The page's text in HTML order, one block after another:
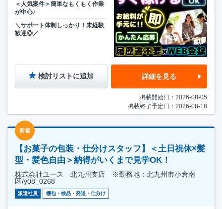
＜人気案件＞簡単なもくもく作業
が中心♪
＼サポート体制しっかり！未経験
歓迎◎／
検討リストに追加 詳細を見る
掲載開始日：2026-08-05
掲載終了予定日：2026-08-18
新着
【お菓子の包装・仕分けスタッフ】＜土日祝休×髪
型・髪色自由＞納得がいくまで見学OK！
株式会社ユース 北九州支店 ※勤務地：北九州市小倉南
区/y08_0268
派遣社員 梱包・検品・発送・仕分け